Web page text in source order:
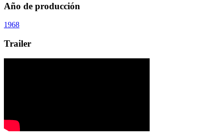
Año de producción
1968
Trailer